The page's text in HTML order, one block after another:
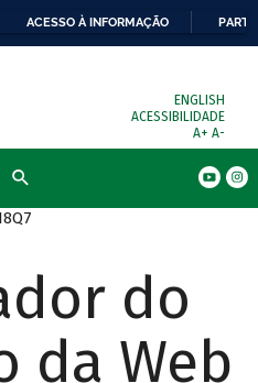
ACESSO À INFORMAÇÃO
ENGLISH
ACESSIBILIDADE
A+ A-
do
da Web